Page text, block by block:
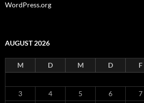
WordPress.org
AUGUST 2026
M D M D F
3
4 5 6 7